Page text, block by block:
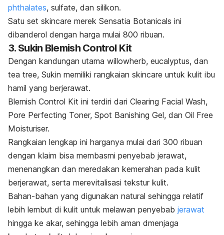
phthalates, sulfate, dan silikon.
Satu set skincare merek Sensatia Botanicals ini
dibanderol dengan harga mulai 800 ribuan.
3. Sukin Blemish Control Kit
Dengan kandungan utama willowherb, eucalyptus, dan
tea tree, Sukin memiliki rangkaian skincare untuk kulit ibu
hamil yang berjerawat.
Blemish Control Kit ini terdiri dari Clearing Facial Wash,
Pore Perfecting Toner, Spot Banishing Gel, dan Oil Free
Moisturiser.
Rangkaian lengkap ini harganya mulai dari 300 ribuan
dengan klaim bisa membasmi penyebab jerawat,
menenangkan dan meredakan kemerahan pada kulit
berjerawat, serta merevitalisasi tekstur kulit.
Bahan-bahan yang digunakan natural sehingga relatif
lebih lembut di kulit untuk melawan penyebab jerawat
hingga ke akar, sehingga lebih aman dmenjaga